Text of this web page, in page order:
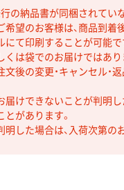
の納品書が同梱されてい
望のお客様は、商品到着
て印刷することが可能で
は袋でのお届けではあり
後の変更・キャンセル・
けできないことが判明し
があります。
した場合は、入荷次第の